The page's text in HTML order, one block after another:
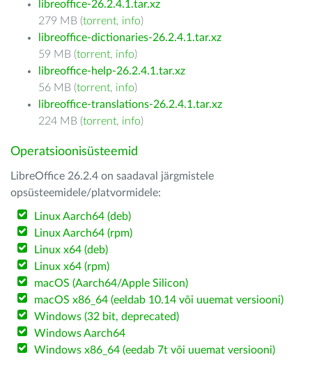
libreoffice-26.2.4.1.tar.xz
279 MB (torrent, info)
libreoffice-dictionaries-26.2.4.1.tar.xz
59 MB (torrent, info)
libreoffice-help-26.2.4.1.tar.xz
56 MB (torrent, info)
libreoffice-translations-26.2.4.1.tar.xz
224 MB (torrent, info)
Operatsioonisüsteemid
LibreOffice 26.2.4 on saadaval järgmistele
opsüsteemidele/platvormidele:
Linux Aarch64 (deb)
Linux Aarch64 (rpm)
Linux x64 (deb)
Linux x64 (rpm)
macOS (Aarch64/Apple Silicon)
macOS x86_64 (eeldab 10.14 või uuemat versiooni)
Windows (32 bit, deprecated)
Windows Aarch64
Windows x86_64 (eedab 7t või uuemat versiooni)